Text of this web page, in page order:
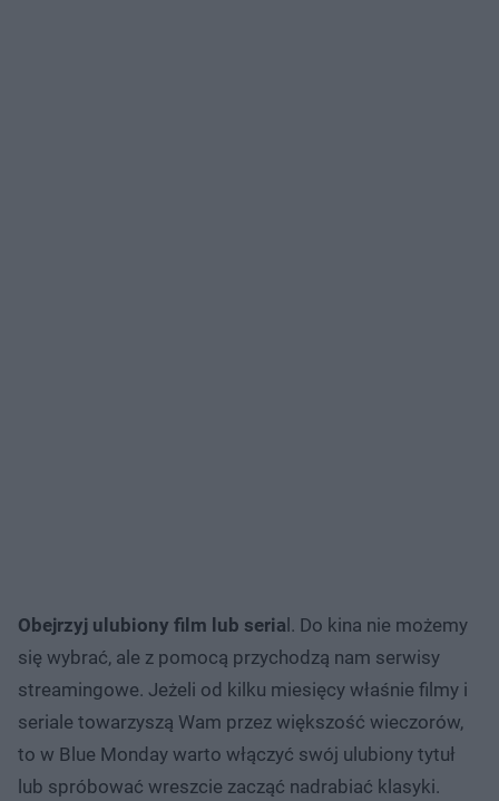
Obejrzyj ulubiony film lub serial. Do kina nie możemy
się wybrać, ale z pomocą przychodzą nam serwisy
streamingowe. Jeżeli od kilku miesięcy właśnie filmy i
seriale towarzyszą Wam przez większość wieczorów,
to w Blue Monday warto włączyć swój ulubiony tytuł
lub spróbować wreszcie zacząć nadrabiać klasyki.